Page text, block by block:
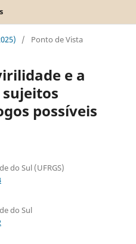
/ Ponto de Vista
e a
possíveis
do Sul (UFRGS)
do Sul